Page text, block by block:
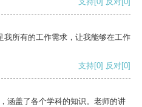
我所有的工作需求，让我能够在工作
支持[0] 反对[0]
涵盖了各个学科的知识。老师的讲